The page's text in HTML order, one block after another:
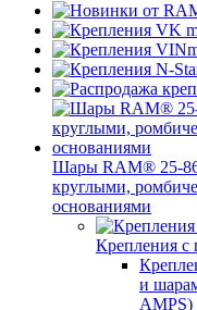
Шары RAM® 25-86
круглыми,
основаниями
Крепления
и
AMPS)